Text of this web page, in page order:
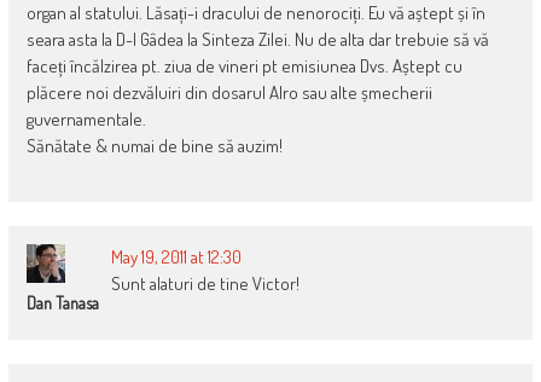
organ al statului. Lăsați-i dracului de nenorociți. Eu vă aștept și în
seara asta la D-l Gâdea la Sinteza Zilei. Nu de alta dar trebuie să vă
faceți încălzirea pt. ziua de vineri pt emisiunea Dvs. Aștept cu
plăcere noi dezvăluiri din dosarul Alro sau alte șmecherii
guvernamentale.
Sănătate & numai de bine să auzim!
Dan Tanasa
May 19, 2011 at 12:30
Sunt alaturi de tine Victor!